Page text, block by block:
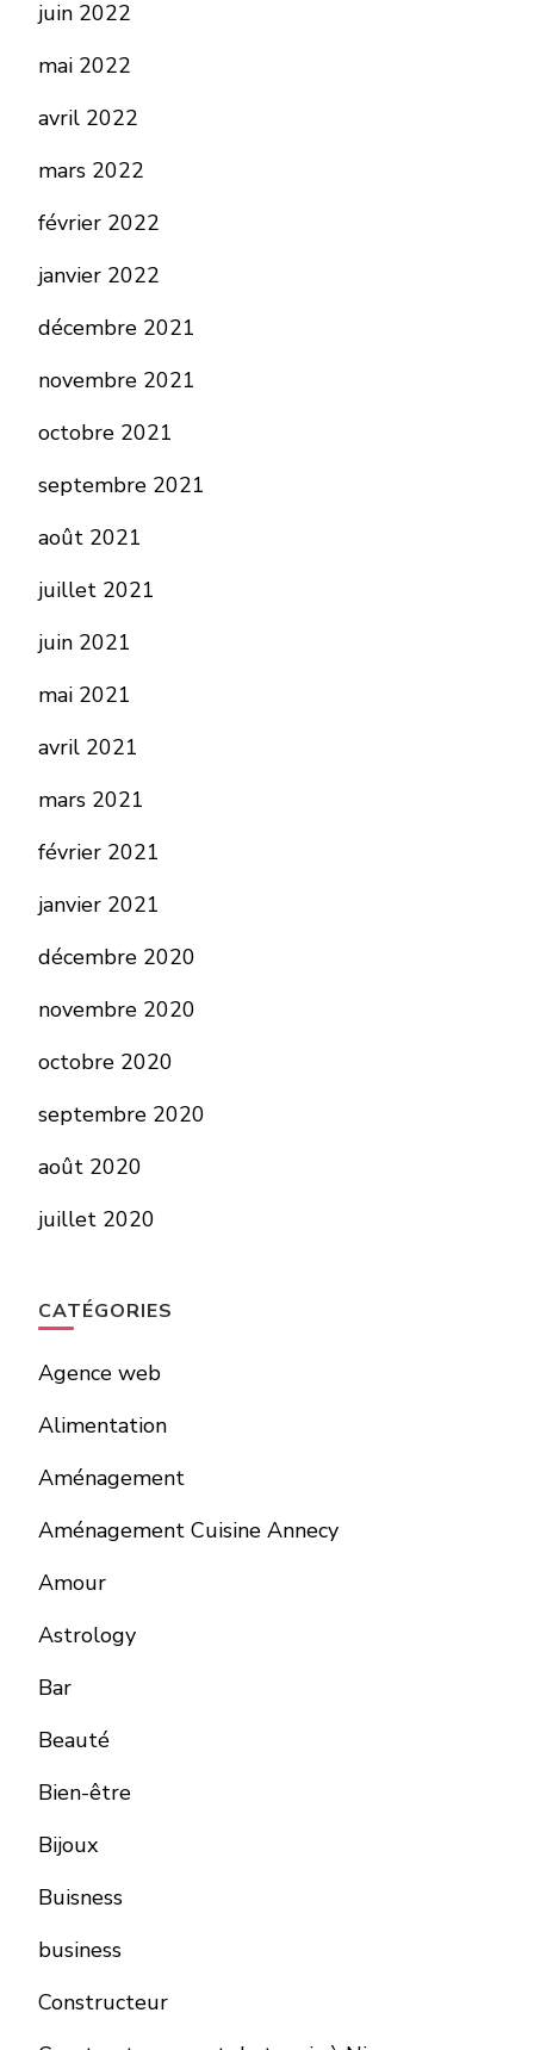
juin 2022
mai 2022
avril 2022
mars 2022
février 2022
janvier 2022
décembre 2021
novembre 2021
octobre 2021
septembre 2021
août 2021
juillet 2021
juin 2021
mai 2021
avril 2021
mars 2021
février 2021
janvier 2021
décembre 2020
novembre 2020
octobre 2020
septembre 2020
août 2020
juillet 2020
CATÉGORIES
Agence web
Alimentation
Aménagement
Aménagement Cuisine Annecy
Amour
Astrology
Bar
Beauté
Bien-être
Bijoux
Buisness
business
Constructeur